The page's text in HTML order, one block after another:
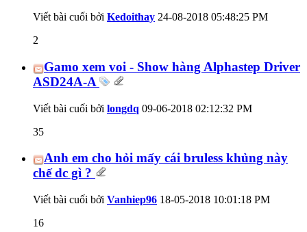
Viết bài cuối bởi Kedoithay 24-08-2018 05:48:25 PM
2
Gamo xem voi - Show hàng Alphastep Driver
ASD24A-A
Viết bài cuối bởi longdq 09-06-2018 02:12:32 PM
35
Anh em cho hỏi mấy cái bruless khủng này
chế dc gì ?
Viết bài cuối bởi Vanhiep96 18-05-2018 10:01:18 PM
16